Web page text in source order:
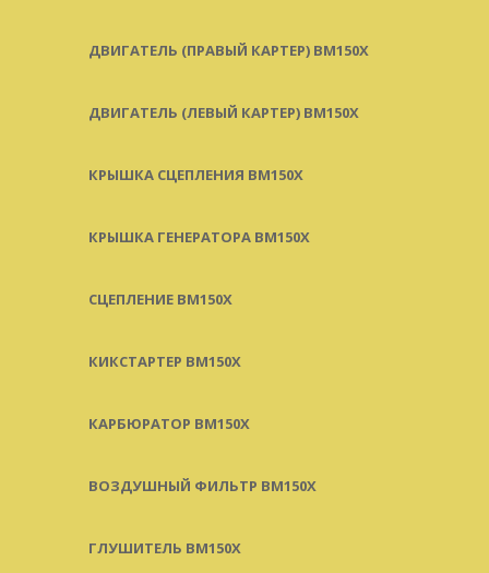
ДВИГАТЕЛЬ (ПРАВЫЙ КАРТЕР) BM150X
ДВИГАТЕЛЬ (ЛЕВЫЙ КАРТЕР) BM150X
КРЫШКА СЦЕПЛЕНИЯ BM150X
КРЫШКА ГЕНЕРАТОРА BM150X
СЦЕПЛЕНИЕ BM150X
КИКСТАРТЕР BM150X
КАРБЮРАТОР BM150X
ВОЗДУШНЫЙ ФИЛЬТР BM150X
ГЛУШИТЕЛЬ BM150X